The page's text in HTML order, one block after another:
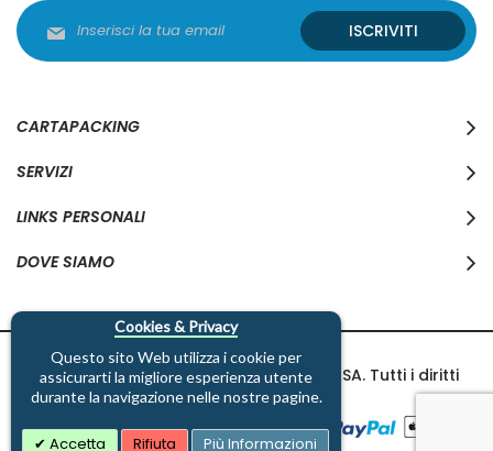
Cookies & Privacy
Questo sito Web utilizza i cookie per
assicurarti la migliore esperienza utente
durante la navigazione nelle nostre pagine.
Accetta Rifiuta Più Informazioni
alla
nostra
ISCRIVITI
CARTAPACKING
SERVIZI
LINKS PERSONALI
DOVE SIAMO
Copyright © 1997-2026 Cartapacking SA. Tutti i diritti
riservati.